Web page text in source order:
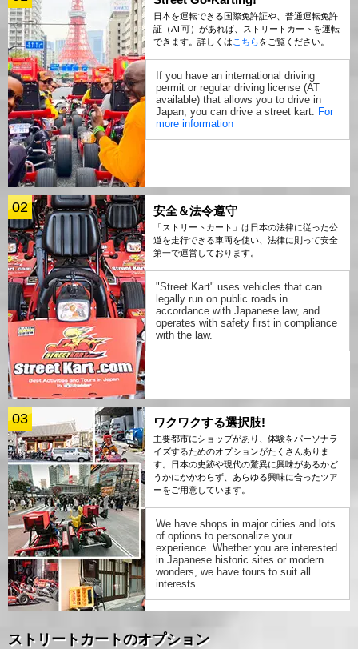
日本を運転できる国際免許証や、普通運転免許
証（AT可）があれば、ストリートカートを運転
できます。詳しくは こちらをご覧ください。
If you have an international driving
permit or regular driving license (AT
available) that allows you to drive in
Japan, you can drive a street kart. For
more information
02 安全＆法令遵守
「ストリートカート」は日本の法律に従った公
道を走行できる車両を使い、法律に則って安全
第一で運営しております。
"Street Kart" uses vehicles that can
legally run on public roads in
accordance with Japanese law, and
operates with safety first in compliance
with the law.
03 ワクワクする選択肢!
主要都市にショップがあり、体験をパーソナラ
イズするためのオプションがたくさんありま
す。日本の史跡や現代の驚異に興味があるかど
うかにかかわらず、あらゆる興味に合ったツア
ーをご用意しています。
We have shops in major cities and lots
of options to personalize your
experience. Whether you are interested
in Japanese historic sites or modern
wonders, we have tours to suit all
interests.
ストリートカートのオプション